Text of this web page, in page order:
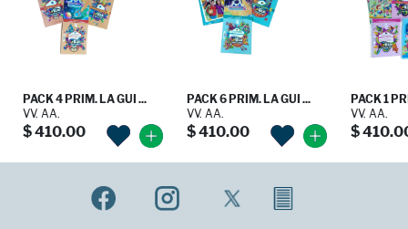
PACK 4 PRIM. LA GUI ...
VV. AA.
$ 410.00
PACK 6 PRIM. LA GUI ...
VV. AA.
$ 410.00
PACK 1
VV. AA.
$